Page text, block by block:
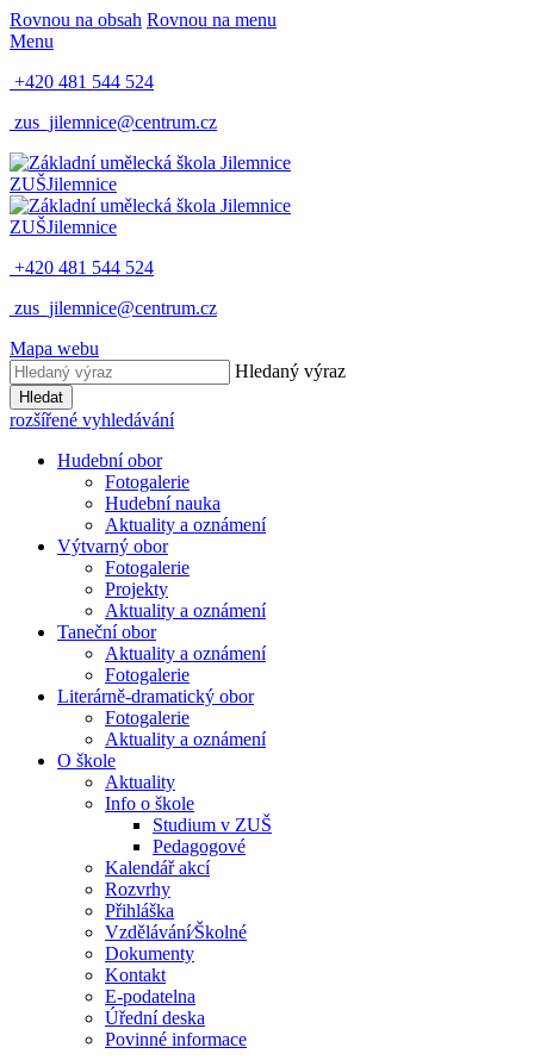
Rovnou na obsah Rovnou na menu
Menu
+420 481 544 524
zus_jilemnice@centrum.cz
ZUŠJilemnice
ZUŠJilemnice
+420 481 544 524
zus_jilemnice@centrum.cz
Mapa webu
Hledaný výraz
Hledat
rozšířené vyhledávání
Hudební obor
Fotogalerie
Hudební nauka
Aktuality a oznámení
Výtvarný obor
Fotogalerie
Projekty
Aktuality a oznámení
Taneční obor
Aktuality a oznámení
Fotogalerie
Literárně-dramatický obor
Fotogalerie
Aktuality a oznámení
O škole
Aktuality
Info o škole
Studium v ZUŠ
Pedagogové
Kalendář akcí
Rozvrhy
Přihláška
Vzdělávání⁄Školné
Dokumenty
Kontakt
E-podatelna
Úřední deska
Povinné informace